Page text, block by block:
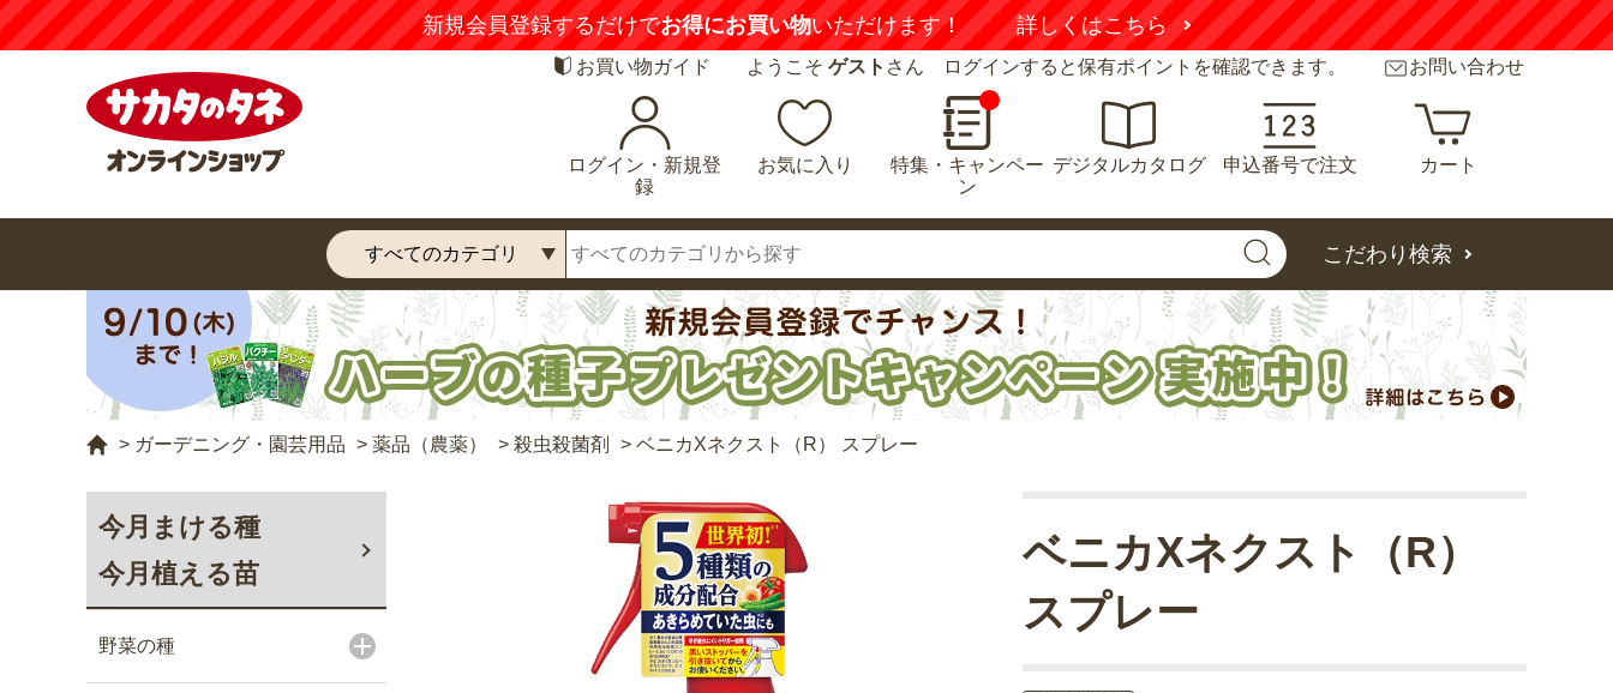
新規会員登録するだけでお得にお買い物いただけます！ 詳しくはこちら
お買い物ガイド ようこそ ゲスト さん ログインすると保有ポイントを確認できます。 お問い合わせ
ログイン・新規登
録
お気に入り
特集・キャンペー
ン
デジタルカタログ 申込番号で注文 カート
こだわり検索
> ガーデニング・園芸用品 > 薬品（農薬） > 殺虫殺菌剤 > ベニカXネクスト（R） スプレー
今月まける種
今月植える苗
野菜の種
ベニカXネクスト（R）
スプレー